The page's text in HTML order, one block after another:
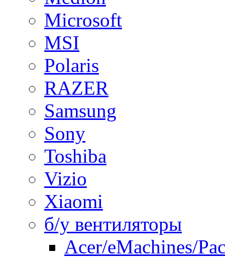
Microsoft
MSI
Polaris
RAZER
Samsung
Sony
Toshiba
Vizio
Xiaomi
б/у вентиляторы
Acer/eMachines/